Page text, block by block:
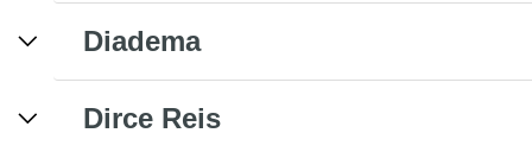
Diadema
Dirce Reis